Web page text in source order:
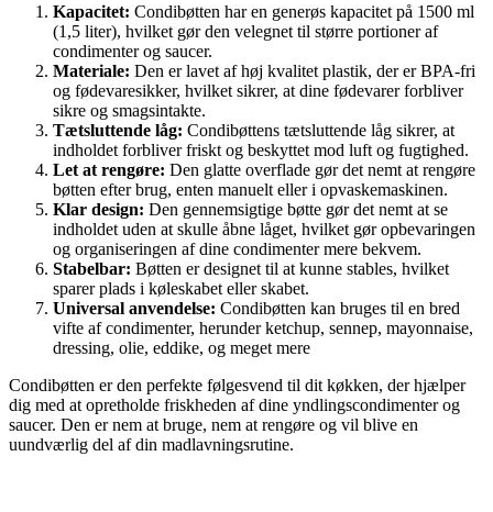
Kapacitet: Condibøtten har en generøs kapacitet på 1500 ml
(1,5 liter), hvilket gør den velegnet til større portioner af
condimenter og saucer.
Materiale: Den er lavet af høj kvalitet plastik, der er BPA-fri
og fødevaresikker, hvilket sikrer, at dine fødevarer forbliver
sikre og smagsintakte.
Tætsluttende låg: Condibøttens tætsluttende låg sikrer, at
indholdet forbliver friskt og beskyttet mod luft og fugtighed.
Let at rengøre: Den glatte overflade gør det nemt at rengøre
bøtten efter brug, enten manuelt eller i opvaskemaskinen.
Klar design: Den gennemsigtige bøtte gør det nemt at se
indholdet uden at skulle åbne låget, hvilket gør opbevaringen
og organiseringen af dine condimenter mere bekvem.
Stabelbar: Bøtten er designet til at kunne stables, hvilket
sparer plads i køleskabet eller skabet.
Universal anvendelse: Condibøtten kan bruges til en bred
vifte af condimenter, herunder ketchup, sennep, mayonnaise,
dressing, olie, eddike, og meget mere
Condibøtten er den perfekte følgesvend til dit køkken, der hjælper
dig med at opretholde friskheden af dine yndlingscondimenter og
saucer. Den er nem at bruge, nem at rengøre og vil blive en
uundværlig del af din madlavningsrutine.